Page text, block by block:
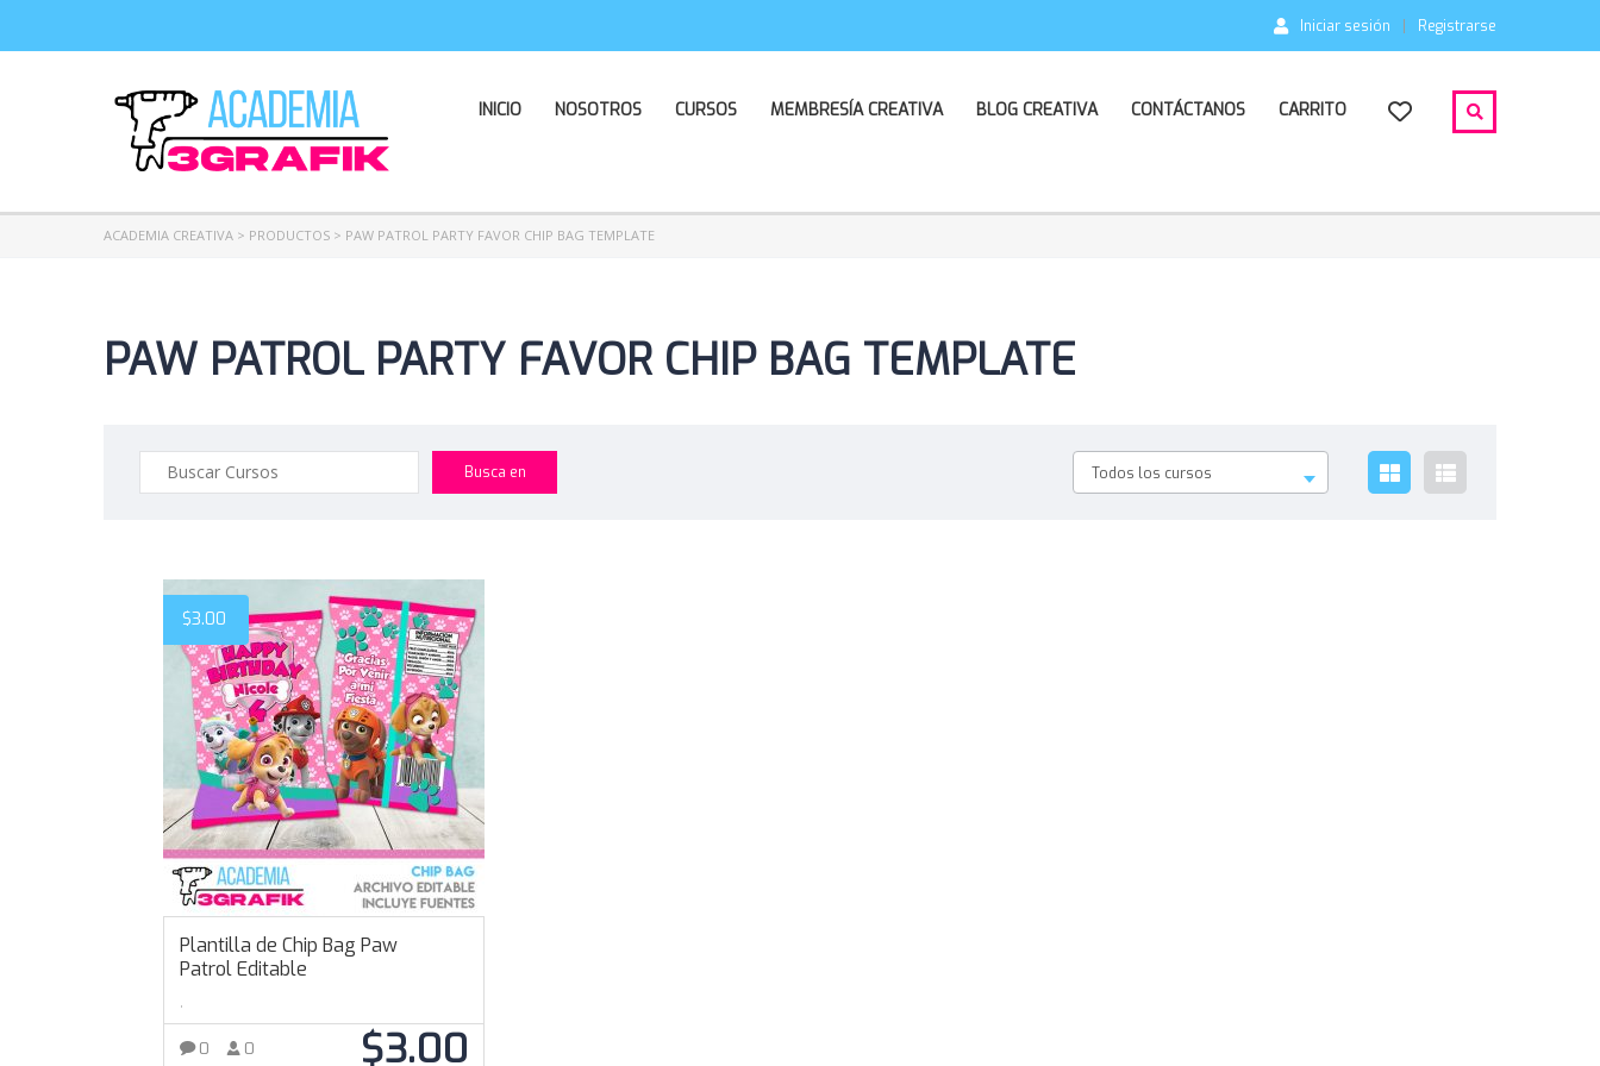
Iniciar sesión Registrarse
INICIO NOSOTROS CURSOS MEMBRESÍA CREATIVA BLOG CREATIVA CONTÁCTANOS CARRITO
ACADEMIA CREATIVA > PRODUCTOS > PAW PATROL PARTY FAVOR CHIP BAG TEMPLATE
PAW PATROL PARTY FAVOR CHIP BAG TEMPLATE
Todos los cursos
$3.00
Plantilla de Chip Bag Paw
Patrol Editable
,
0 0 $3.00